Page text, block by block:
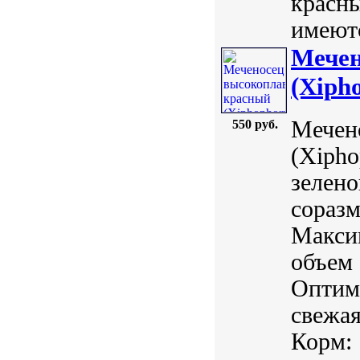
550 руб.
объем
Корм: